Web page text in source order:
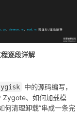
逐段详解
中的源码编写，
Zygote、如何加载模
清理卸载”串成一条完